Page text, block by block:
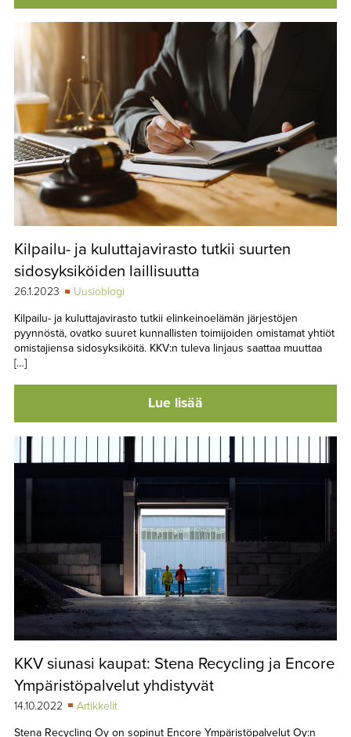
Kilpailu- ja kuluttajavirasto tutkii suurten
sidosyksiköiden laillisuutta
26.1.2023
Uusioblogi
Kilpailu- ja kuluttajavirasto tutkii elinkeinoelämän järjestöjen
pyynnöstä, ovatko suuret kunnallisten toimijoiden omistamat yhtiöt
omistajiensa sidosyksiköitä. KKV:n tuleva linjaus saattaa muuttaa
[…]
Lue lisää
KKV siunasi kaupat: Stena Recycling ja Encore
Ympäristöpalvelut yhdistyvät
14.10.2022
Artikkelit
Stena Recycling Oy on sopinut Encore Ympäristöpalvelut Oy:n